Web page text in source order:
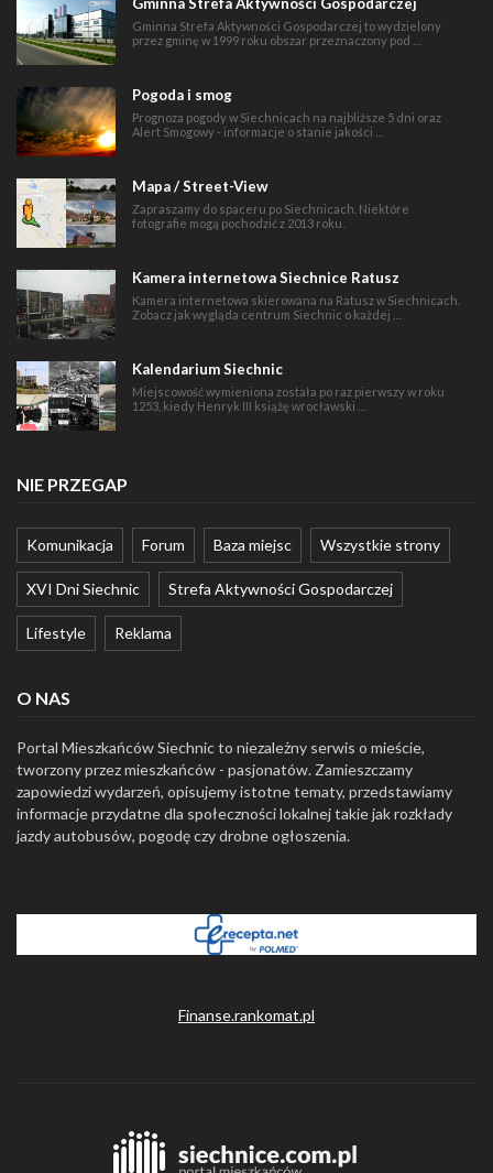
Gminna Strefa Aktywności Gospodarczej to wydzielony
przez gminę w 1999 roku obszar przeznaczony pod …
Pogoda i smog
Prognoza pogody w Siechnicach na najbliższe 5 dni oraz
Alert Smogowy - informacje o stanie jakości …
Mapa / Street-View
Zapraszamy do spaceru po Siechnicach. Niektóre
fotografie mogą pochodzić z 2013 roku.
Kamera internetowa Siechnice Ratusz
Kamera internetowa skierowana na Ratusz w Siechnicach.
Zobacz jak wygląda centrum Siechnic o każdej …
Kalendarium Siechnic
Miejscowość wymieniona została po raz pierwszy w roku
1253, kiedy Henryk III książę wrocławski …
NIE PRZEGAP
Komunikacja Forum Baza miejsc Wszystkie strony
XVI Dni Siechnic Strefa Aktywności Gospodarczej
Lifestyle Reklama
O NAS
Portal Mieszkańców Siechnic to niezależny serwis o mieście,
tworzony przez mieszkańców - pasjonatów. Zamieszczamy
zapowiedzi wydarzeń, opisujemy istotne tematy, przedstawiamy
informacje przydatne dla społeczności lokalnej takie jak rozkłady
jazdy autobusów, pogodę czy drobne ogłoszenia.
Finanse.rankomat.pl